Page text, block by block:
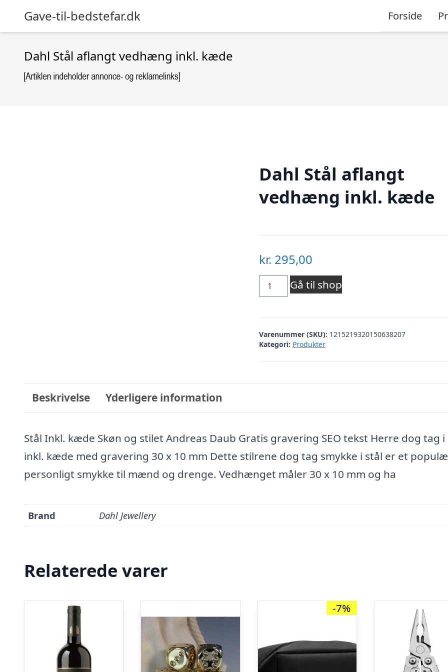
Gave-til-bedstefar.dk Forside
Dahl Stål aflangt vedhæng inkl. kæde
Dahl Stål aflangt
vedhæng inkl. kæde
kr. 295,00
Dahl
aflangt
vedhæng
Gå til shop
Varenummer (SKU): 1215219320150638207
Kategori: Produkter
Beskrivelse Yderligere information
Stål Inkl. kæde Skøn og stilet Andreas Daub Gratis gravering SEO tekst Herre dog tag i
inkl. kæde med gravering 30 x 10 mm Dette stilrene dog tag smykke i stål er et
personligt smykke til mænd og drenge. Vedhænget måler 30 x 10 mm og ha
Brand Dahl Jewellery
Relaterede varer
-7%